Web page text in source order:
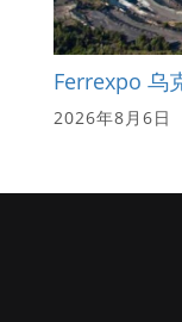
Ferrexpo 乌
2026年8月6日